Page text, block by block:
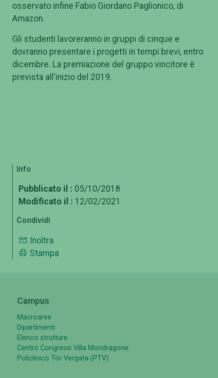
osservato infine Fabio Giordano Paglionico, di
Amazon.
Gli studenti lavoreranno in gruppi di cinque e
dovranno presentare i progetti in tempi brevi, entro
dicembre. La premiazione del gruppo vincitore è
prevista all'inizio del 2019.
Info
Pubblicato il : 05/10/2018
Modificato il : 12/02/2021
Condividi
Inoltra
Stampa
Campus
Macroaree
Dipartimenti
Elenco strutture
Centro Congressi Villa Mondragone
Policlinico Tor Vergata (PTV)